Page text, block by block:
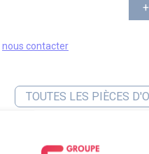
nous contacter
TOUTES LES PIÈCES